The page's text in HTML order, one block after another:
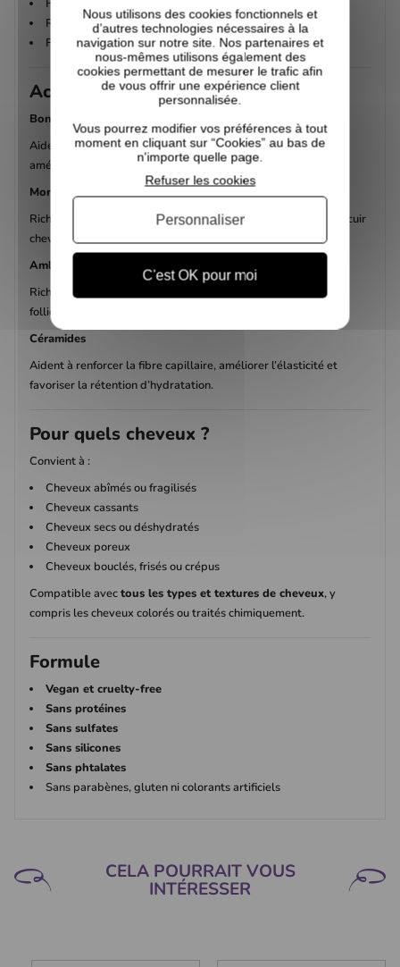
Hydrate les cheveux de
Réduit la porosité de128 %
Facilite le démêlage de172 %
Actifs clés
Bond Complex
Aide à réparer les liaisons capillaires endommagées pour
améliorer la résistance et l’élasticité des cheveux.
Moringa
Riche en vitamines A, B et E ainsi qu’en fer et zinc, il nourrit le cuir
chevelu et hydrate les cheveux.
Amla
Riche en vitamine C et en antioxydants, il aide à renforcer les
follicules et à améliorer la santé du cuir chevelu.
Céramides
Aident à renforcer la fibre capillaire, améliorer l’élasticité et
favoriser la rétention d’hydratation.
Pour quels cheveux ?
Convient à :
Cheveux abîmés ou fragilisés
Cheveux cassants
Cheveux secs ou déshydratés
Cheveux poreux
Cheveux bouclés, frisés ou crépus
Compatible avectous les types et textures de cheveux, y
compris les cheveux colorés ou traités chimiquement.
Formule
Vegan et cruelty-free
Sans protéines
Sans sulfates
Sans silicones
Sans phtalates
Sans parabènes, gluten ni colorants artificiels
CELA POURRAIT VOUS
INTÉRESSER
Nous utilisons des cookies fonctionnels et
d’autres technologies nécessaires à la
navigation sur notre site. Nos partenaires et
nous-mêmes utilisons également des
cookies permettant de mesurer le trafic afin
de vous offrir une expérience client
personnalisée.
Vous pourrez modifier vos préférences à tout
moment en cliquant sur “Cookies” au bas de
n'importe quelle page.
C'est OK pour moi
Refuser les cookies
Personnaliser